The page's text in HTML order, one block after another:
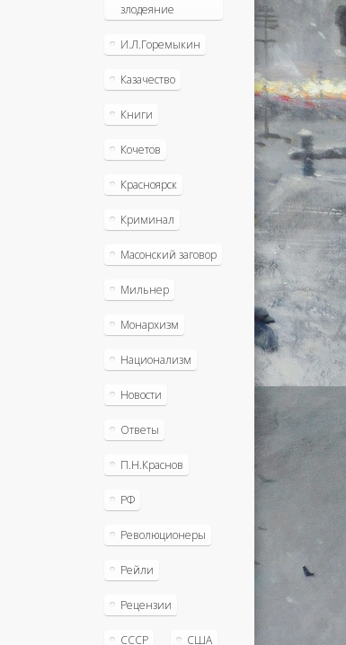
злодеяние
И.Л.Горемыкин
Казачество
Книги
Кочетов
Красноярск
Криминал
Масонский заговор
Мильнер
Монархизм
Национализм
Новости
Ответы
П.Н.Краснов
РФ
Революционеры
Рейли
Рецензии
СССР США